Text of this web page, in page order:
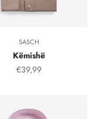
SASCH
Këmishë
Çmimi i shitjes, çmimi
€39,99